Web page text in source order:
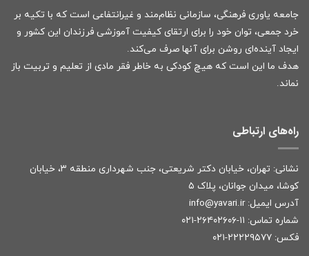
جامعه یاوری فرهنگی، سازمانی نظام‌مند و غیرانتفاعی است که با تکیه بر
خرد جمعی، توان خود را برای ارتقای کیفیت آموزشی فرزندان این کشور و
ایجاد آینده‌ای روشن برای آنها صرف می‌کند.
هدف ما این است که هیچ کودکی به خاطر فقر مادی از تعلیم و تربیت باز
نماند.
راه‌های ارتباطی
نشانی: تهران، خیابان دکتر شریعتی، جنب شهرداری منطقه ۳، خیابان
کوشا، میدان جوانان، پلاک ۵
آدرس ایمیل: info@yavari.ir
شماره تماس: ۱۱-۲۶۴۰۲۶۰۶-۰۲۱
فکس: ۲۲۲۲۹۵۷۷-۰۲۱